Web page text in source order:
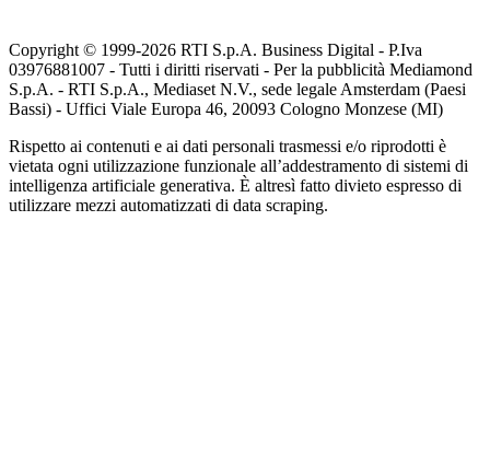
Copyright © 1999-2026 RTI S.p.A. Business Digital - P.Iva
03976881007 - Tutti i diritti riservati - Per la pubblicità Mediamond
S.p.A. - RTI S.p.A., Mediaset N.V., sede legale Amsterdam (Paesi
Bassi) - Uffici Viale Europa 46, 20093 Cologno Monzese (MI)
Rispetto ai contenuti e ai dati personali trasmessi e/o riprodotti è
vietata ogni utilizzazione funzionale all’addestramento di sistemi di
intelligenza artificiale generativa. È altresì fatto divieto espresso di
utilizzare mezzi automatizzati di data scraping.